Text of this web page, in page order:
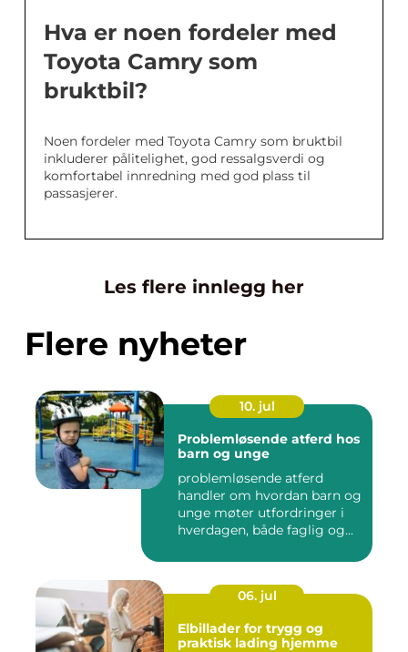
Hva er noen fordeler med
Toyota Camry som
bruktbil?
Noen fordeler med Toyota Camry som bruktbil
inkluderer pålitelighet, god ressalgsverdi og
komfortabel innredning med god plass til
passasjerer.
Les flere innlegg her
Flere nyheter
10. jul
Problemløsende atferd hos
barn og unge
problemløsende atferd
handler om hvordan barn og
unge møter utfordringer i
hverdagen, både faglig og...
06. jul
Elbillader for trygg og
praktisk lading hjemme